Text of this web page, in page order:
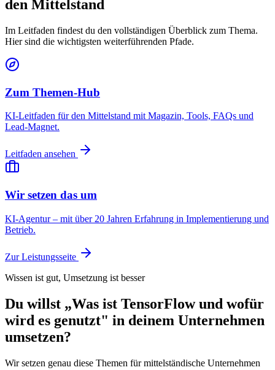
den Mittelstand
Im Leitfaden findest du den vollständigen Überblick zum Thema.
Hier sind die wichtigsten weiterführenden Pfade.
Zum Themen-Hub
KI-Leitfaden für den Mittelstand mit Magazin, Tools, FAQs und
Lead-Magnet.
Leitfaden ansehen
Wir setzen das um
KI-Agentur – mit über 20 Jahren Erfahrung in Implementierung und
Betrieb.
Zur Leistungsseite
Wissen ist gut, Umsetzung ist besser
Du willst „Was ist TensorFlow und wofür
wird es genutzt" in deinem Unternehmen
umsetzen?
Wir setzen genau diese Themen für mittelständische Unternehmen